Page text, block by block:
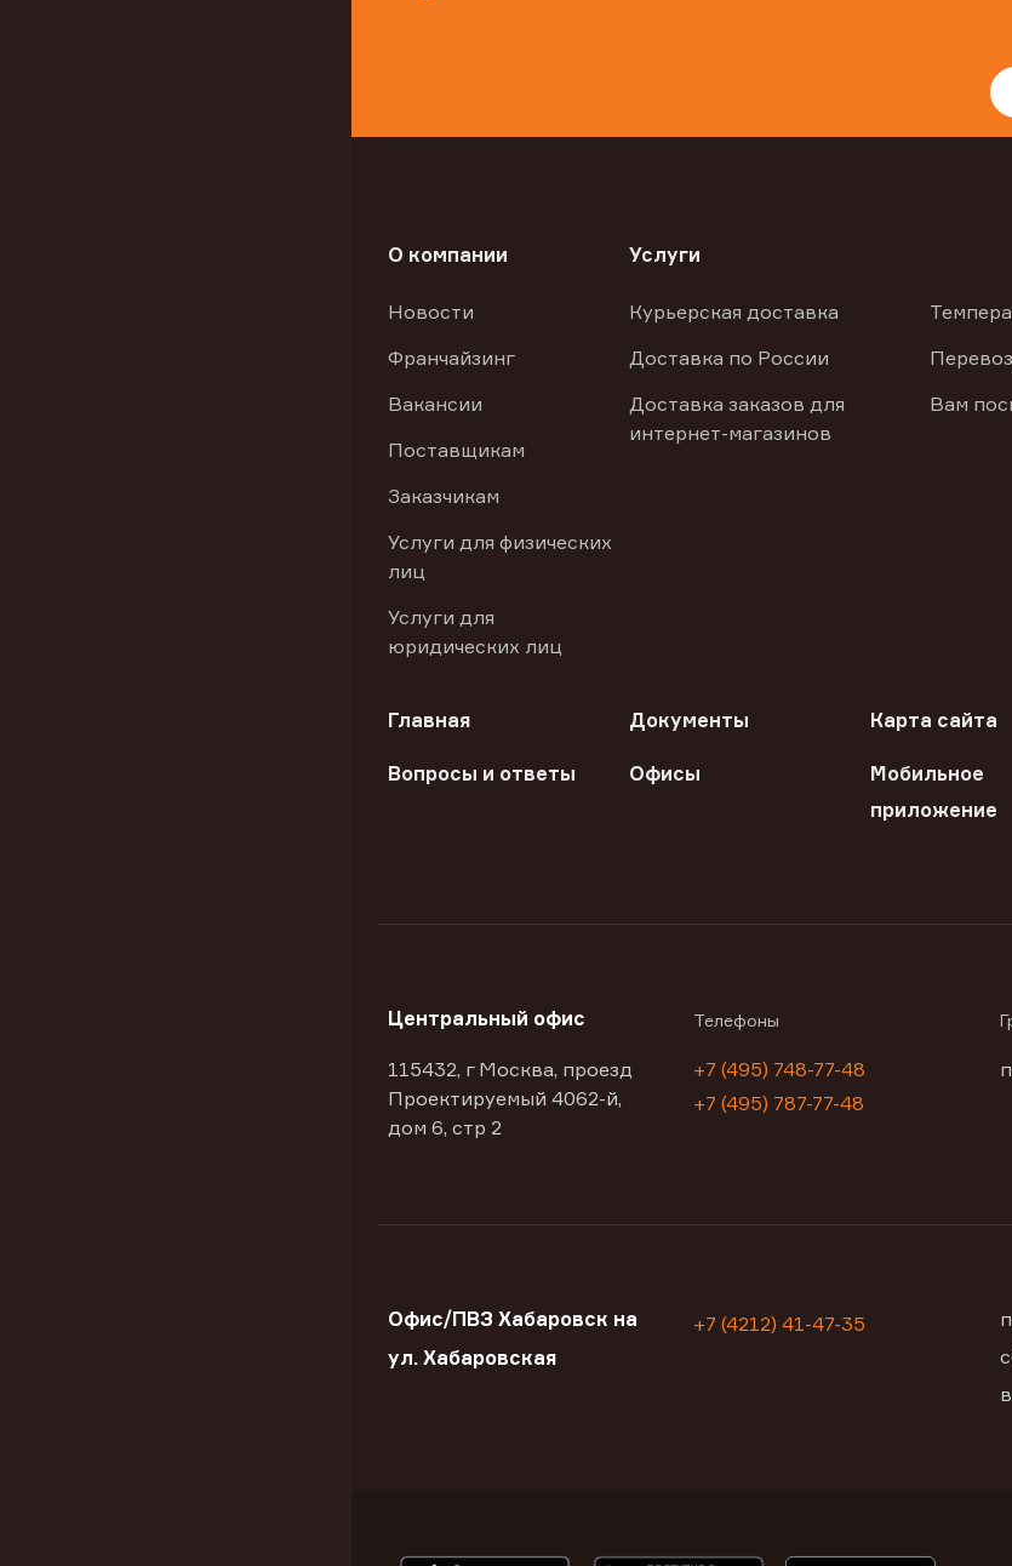
О компании
Новости
Франчайзинг
Вакансии
Поставщикам
Заказчикам
Услуги для физических
лиц
Услуги для
юридических лиц
Услуги
Курьерская доставка
Доставка по России
Доставка заказов для
интернет-магазинов
Вам
Главная Документы Карта сайта
Вопросы и ответы Офисы
Мобильное
приложение
Центральный офис
115432, г Москва, проезд
Проектируемый 4062-й,
дом 6, стр 2
Телефоны
+7 (495) 748-77-48
+7 (495) 787-77-48
Офис/ПВЗ Хабаровск на
ул. Хабаровская
+7 (4212) 41-47-35